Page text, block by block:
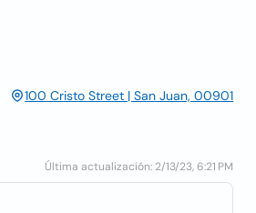
100 Cristo Street | San Juan, 00901
Última actualización: 2/13/23, 6:21 PM